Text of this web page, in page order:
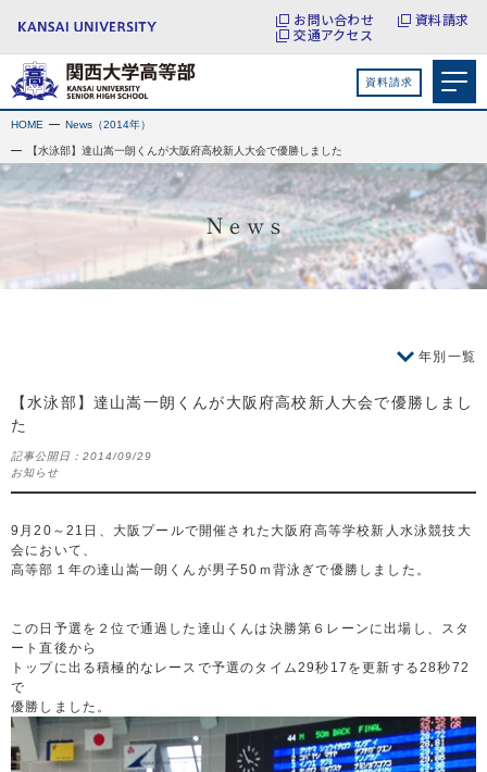
お問い合わせ
資料請求
交通アクセス
資料請求
HOME News（2014年）
【水泳部】達山嵩一朗くんが大阪府高校新人大会で優勝しました
年別一覧
【水泳部】達山嵩一朗くんが大阪府高校新人大会で優勝しまし
た
記事公開日： 2014/09/29
お知らせ
9月20～21日、大阪プールで開催された大阪府高等学校新人水泳競技大
会において、
高等部１年の達山嵩一朗くんが男子50ｍ背泳ぎで優勝しました。
この日予選を２位で通過した達山くんは決勝第６レーンに出場し、スタ
ート直後から
トップに出る積極的なレースで予選のタイム29秒17を更新する28秒72
で
優勝しました。